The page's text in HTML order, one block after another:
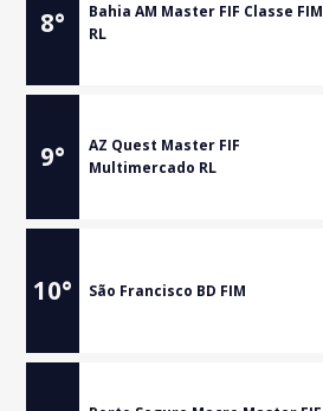
8°
Bahia AM Master FIF Classe FIM
RL
9°
AZ Quest Master FIF
Multimercado RL
10° São Francisco BD FIM